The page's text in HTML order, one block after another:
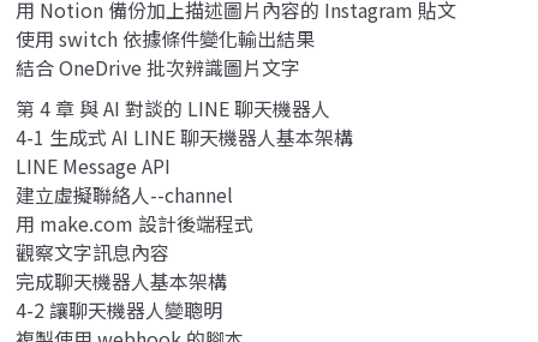
用 Notion 備份加上描述圖片內容的 Instagram 貼文
使用 switch 依據條件變化輸出結果
結合 OneDrive 批次辨識圖片文字
第 4 章 與 AI 對談的 LINE 聊天機器人
4-1 生成式 AI LINE 聊天機器人基本架構
LINE Message API
建立虛擬聯絡人--channel
用 make.com 設計後端程式
觀察文字訊息內容
完成聊天機器人基本架構
4-2 讓聊天機器人變聰明